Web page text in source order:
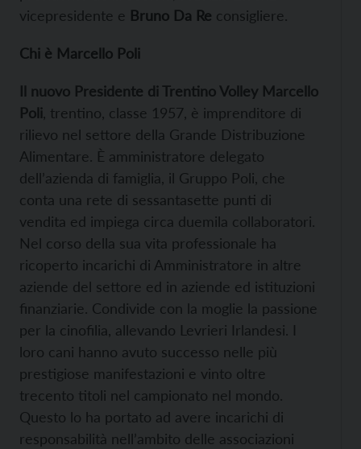
vicepresidente e Bruno Da Re consigliere.
Chi è Marcello Poli
Il nuovo Presidente di Trentino Volley Marcello
Poli , trentino, classe 1957, è imprenditore di
rilievo nel settore della Grande Distribuzione
Alimentare. È amministratore delegato
dell’azienda di famiglia, il Gruppo Poli, che
conta una rete di sessantasette punti di
vendita ed impiega circa duemila collaboratori.
Nel corso della sua vita professionale ha
ricoperto incarichi di Amministratore in altre
aziende del settore ed in aziende ed istituzioni
finanziarie. Condivide con la moglie la passione
per la cinofilia, allevando Levrieri Irlandesi. I
loro cani hanno avuto successo nelle più
prestigiose manifestazioni e vinto oltre
trecento titoli nel campionato nel mondo.
Questo lo ha portato ad avere incarichi di
responsabilità nell’ambito delle associazioni